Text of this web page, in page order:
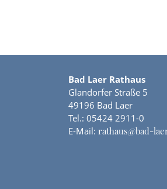
Bad Laer Rathaus
Glandorfer Straße 5
49196 Bad Laer
Tel.: 05424 2911-0
E-Mail: rathaus@bad-